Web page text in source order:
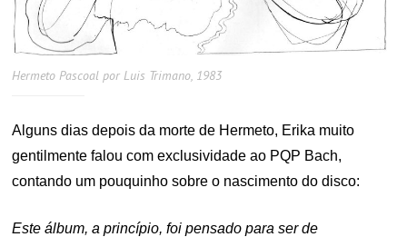
Hermeto Pascoal por Luis Trimano, 1983
Alguns dias depois da morte de Hermeto, Erika muito
gentilmente falou com exclusividade ao PQP Bach,
contando um pouquinho sobre o nascimento do disco:
Este álbum, a princípio, foi pensado para ser de